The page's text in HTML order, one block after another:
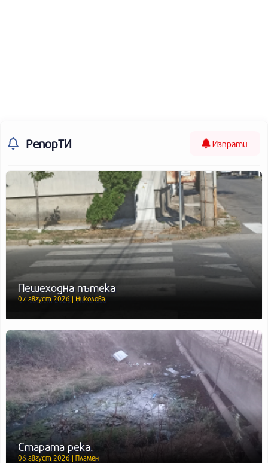
РепорТИ Изпрати
Пешеходна пътека
07 август 2026 | Николова
Старата река.
06 август 2026 | Пламен